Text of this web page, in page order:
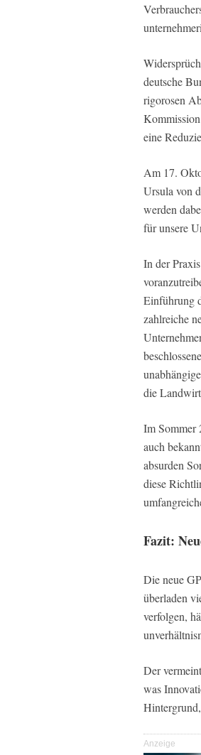
deutsche
rigorosen
eine
Am 17.
Ursula von
werden
für unsere
In der
Einführung
zahlreiche
die
Im Sommer
auch
absurden
diese
Fazit:
Die neue
überladen
verfolgen,
Der
was
Anzeige